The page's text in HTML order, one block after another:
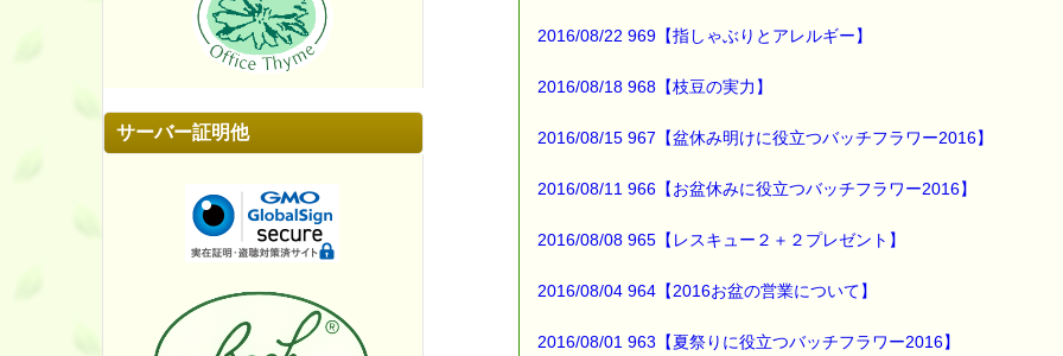
サーバー証明他
実現できていません。
気持ち良い季節になりましたので
これからは、
最後まで読んでいただきありがとうございます。
2016/08/22 969【指しゃぶりとアレルギー】
2016/08/18 968【枝豆の実力】
2016/08/15 967【盆休み明けに役立つバッチフラワー2016】
2016/08/11 966【お盆休みに役立つバッチフラワー2016】
2016/08/08 965【レスキュー２＋２プレゼント】
2016/08/04 964【2016お盆の営業について】
2016/08/01 963【夏祭りに役立つバッチフラワー2016】